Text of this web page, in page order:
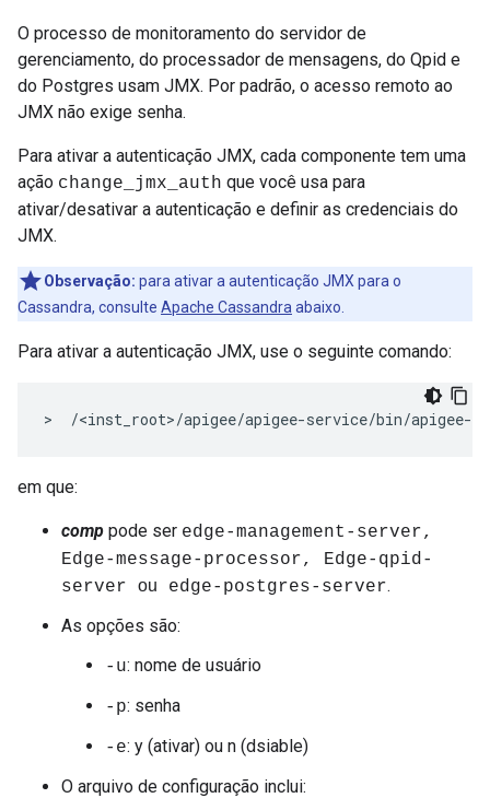
O processo de monitoramento do servidor de
gerenciamento, do processador de mensagens, do Qpid e
do Postgres usam JMX. Por padrão, o acesso remoto ao
JMX não exige senha.
Para ativar a autenticação JMX, cada componente tem uma
ação change_jmx_auth que você usa para
ativar/desativar a autenticação e definir as credenciais do
JMX.
Observação: para ativar a autenticação JMX para o
Cassandra, consulte Apache Cassandra abaixo.
Para ativar a autenticação JMX, use o seguinte comando:
>  /<inst_root>/apigee/apigee-service/bin/apigee-
em que:
comp pode ser edge-management-server,
Edge-message-processor, Edge-qpid-
server ou edge-postgres-server.
As opções são:
-u: nome de usuário
-p: senha
-e: y (ativar) ou n (dsiable)
O arquivo de configuração inclui: